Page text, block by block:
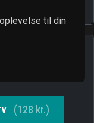
til din